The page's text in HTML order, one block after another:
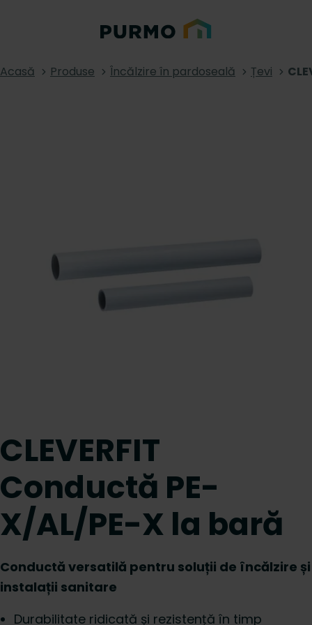
Acasă Produse Încălzire în pardoseală Țevi
CLEVERFIT
Conductă PE-
X/AL/PE-X la bară
Conductă versatilă pentru soluții de încălzire și
instalații sanitare
Durabilitate ridicată și rezistență în timp